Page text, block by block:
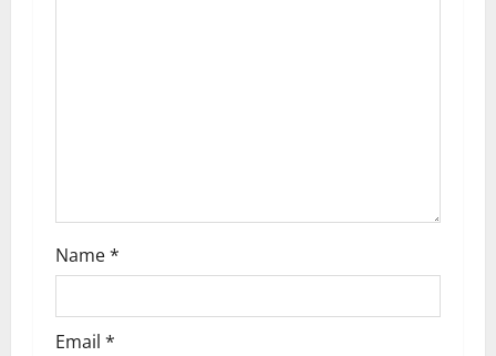
Name*
Email *